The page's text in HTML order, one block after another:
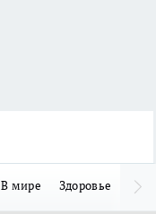
В мире Здоровье